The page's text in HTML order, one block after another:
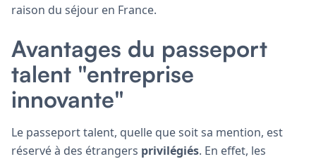
raison du séjour en France.
Avantages du passeport
talent "entreprise
innovante"
Le passeport talent, quelle que soit sa mention, est
réservé à des étrangers privilégiés. En effet, les